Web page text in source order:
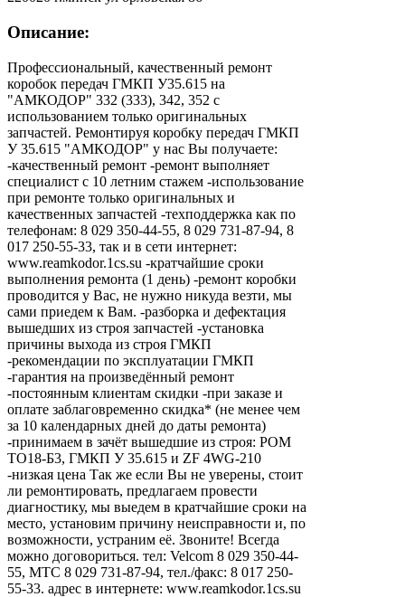
Описание:
Профессиональный, качественный ремонт
коробок передач ГМКП У35.615 на
"АМКОДОР" 332 (333), 342, 352 с
использованием только оригинальных
запчастей. Ремонтируя коробку передач ГМКП
У 35.615 "АМКОДОР" у нас Вы получаете:
-качественный ремонт -ремонт выполняет
специалист с 10 летним стажем -использование
при ремонте только оригинальных и
качественных запчастей -техподдержка как по
телефонам: 8 029 350-44-55, 8 029 731-87-94, 8
017 250-55-33, так и в сети интернет:
www.reamkodor.1cs.su -кратчайшие сроки
выполнения ремонта (1 день) -ремонт коробки
проводится у Вас, не нужно никуда везти, мы
сами приедем к Вам. -разборка и дефектация
вышедших из строя запчастей -установка
причины выхода из строя ГМКП
-рекомендации по эксплуатации ГМКП
-гарантия на произведённый ремонт
-постоянным клиентам скидки -при заказе и
оплате заблаговременно скидка* (не менее чем
за 10 календарных дней до даты ремонта)
-принимаем в зачёт вышедшие из строя: РОМ
ТО18-Б3, ГМКП У 35.615 и ZF 4WG-210
-низкая цена Так же если Вы не уверены, стоит
ли ремонтировать, предлагаем провести
диагностику, мы выедем в кратчайшие сроки на
место, установим причину неисправности и, по
возможности, устраним её. Звоните! Всегда
можно договориться. тел: Velcom 8 029 350-44-
55, МТС 8 029 731-87-94, тел./факс: 8 017 250-
55-33. адрес в интернете: www.reamkodor.1cs.su